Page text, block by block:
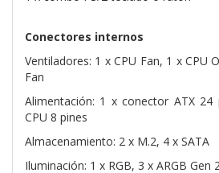
Conectores internos
Ventiladores: 1 x CPU Fan, 1 x CPU
Fan
Alimentación: 1 x conector ATX
CPU 8 pines
Almacenamiento: 2 x M.2, 4 x SATA
Iluminación: 1 x RGB, 3 x ARGB Gen